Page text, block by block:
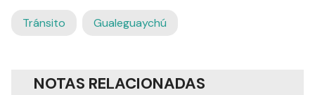
Tránsito Gualeguaychú
NOTAS RELACIONADAS